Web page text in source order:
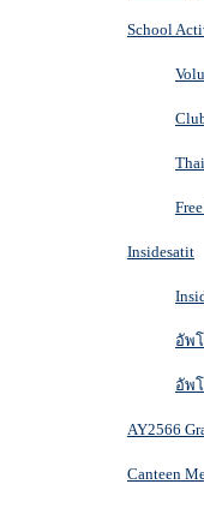
School
Insidesatit
อัพ
อัพ
AY2566
Canteen